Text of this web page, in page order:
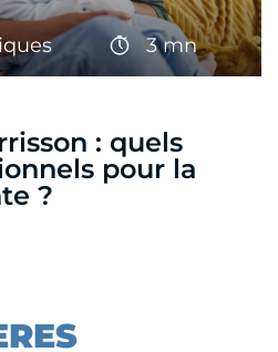
3 mn
: quels
pour la
?